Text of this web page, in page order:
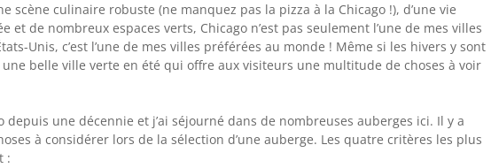
scène culinaire robuste (ne manquez pas la pizza à la Chicago !), d’une vie
et de nombreux espaces verts, Chicago n’est pas seulement l’une de mes villes
Unis, c’est l’une de mes villes préférées au monde ! Même si les hivers y sont
une belle ville verte en été qui offre aux visiteurs une multitude de choses à voir
depuis une décennie et j’ai séjourné dans de nombreuses auberges ici. Il y a
à considérer lors de la sélection d’une auberge. Les quatre critères les plus
: